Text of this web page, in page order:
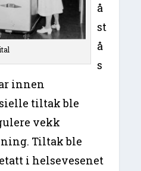
å
st
å
s
innen
tiltak ble
vekk
Tiltak ble
i helsevesenet